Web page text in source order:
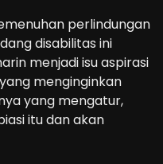
perlindungan
disabilitas ini
menjadi isu aspirasi
menginginkan
yang mengatur,
itu dan akan